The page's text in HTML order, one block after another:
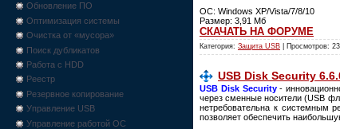
Обновление ПО
Оптимизация системы
Очистка от «мусора»
Поиск дубликатов
Работа с HDD
Реестр
Резервное копирование
Управление USB
Управление работой ОС
ОС: Windows XP/Vista/7/8/10
Размер: 3,91 Мб
СКАЧАТЬ НА ФОРУМЕ
Категория: Защита USB | Просмотров:
USB Disk Security
USB Disk Security-
через сменные носители (USB
нетребовательна к системным
позволяет обеспечить